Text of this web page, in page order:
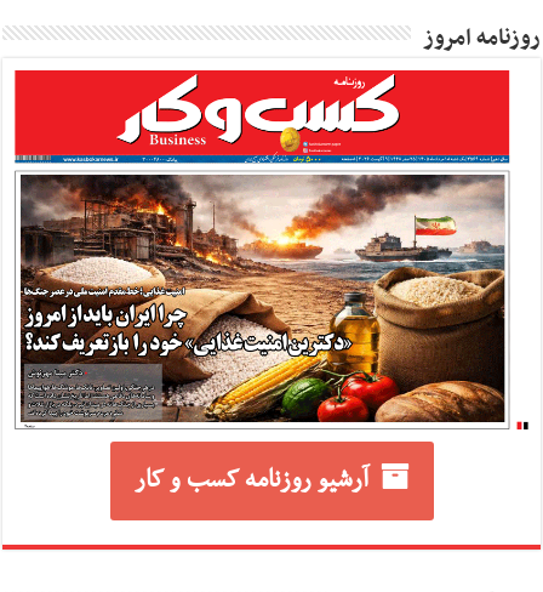
روزنامه امروز
آرشیو روزنامه کسب و کار